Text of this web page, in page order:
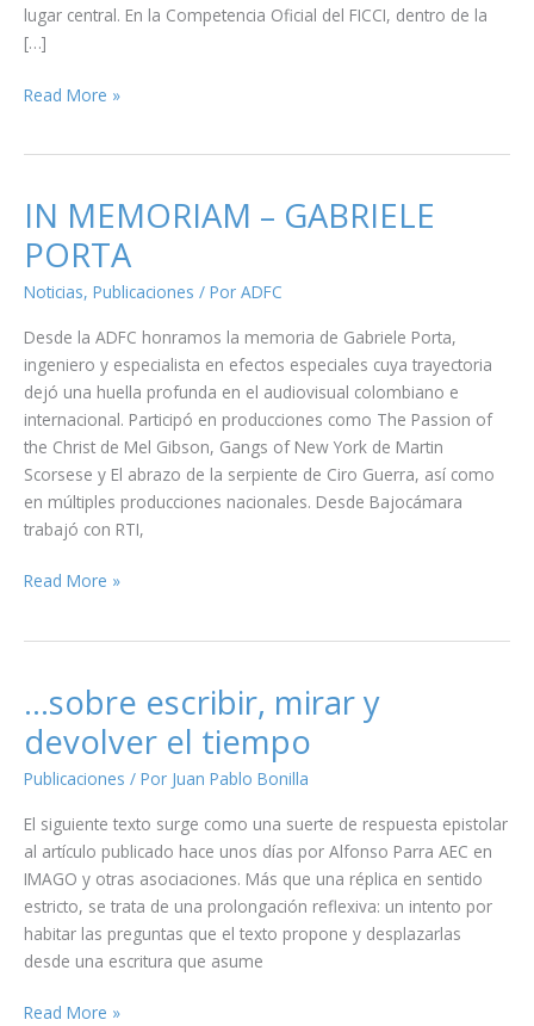
lugar central. En la Competencia Oficial del FICCI, dentro de la
[…]
ADFC
Catalina 2026
y
el FICCI
2026:
y
reconocimientos
Read More »
IN MEMORIAM – GABRIELE
PORTA
Noticias, Publicaciones / Por ADFC
Desde la ADFC honramos la memoria de Gabriele Porta,
ingeniero y especialista en efectos especiales cuya trayectoria
dejó una huella profunda en el audiovisual colombiano e
internacional. Participó en producciones como The Passion of
the Christ de Mel Gibson, Gangs of New York de Martin
Scorsese y El abrazo de la serpiente de Ciro Guerra, así como
en múltiples producciones nacionales. Desde Bajocámara
trabajó con RTI,
IN
Read More »
…sobre escribir, mirar y
devolver el tiempo
Publicaciones / Por Juan Pablo Bonilla
El siguiente texto surge como una suerte de respuesta epistolar
al artículo publicado hace unos días por Alfonso Parra AEC en
IMAGO y otras asociaciones. Más que una réplica en sentido
estricto, se trata de una prolongación reflexiva: un intento por
habitar las preguntas que el texto propone y desplazarlas
desde una escritura que asume
…
Read More »